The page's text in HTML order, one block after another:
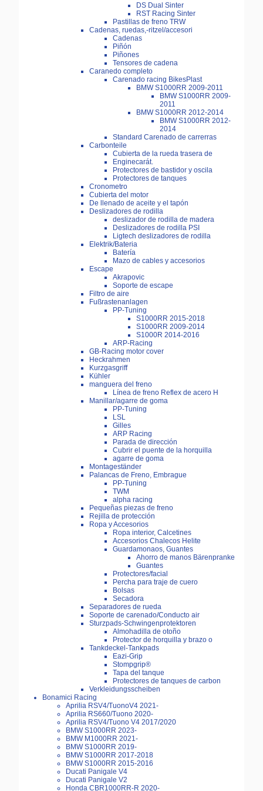
DS Dual Sinter
RST Racing Sinter
Pastillas de freno TRW
Cadenas, ruedas,-ritzel/accesori
Cadenas
Piñón
Piñones
Tensores de cadena
Caranedo completo
Carenado racing BikesPlast
BMW S1000RR 2009-2011
BMW S1000RR 2009-
2011
BMW S1000RR 2012-2014
BMW S1000RR 2012-
2014
Standard Carenado de carrerras
Carbonteile
Cubierta de la rueda trasera de
Enginecarát.
Protectores de bastidor y oscila
Protectores de tanques
Cronometro
Cubierta del motor
De llenado de aceite y el tapón
Deslizadores de rodilla
deslizador de rodilla de madera
Deslizadores de rodilla PSI
Ligtech deslizadores de rodilla
Elektrik/Bateria
Batería
Mazo de cables y accesorios
Escape
Akrapovic
Soporte de escape
Filtro de aire
Fußrastenanlagen
PP-Tuning
S1000RR 2015-2018
S1000RR 2009-2014
S1000R 2014-2016
ARP-Racing
GB-Racing motor cover
Heckrahmen
Kurzgasgriff
Kühler
manguera del freno
Línea de freno Reflex de acero H
Manillar/agarre de goma
PP-Tuning
LSL
Gilles
ARP Racing
Parada de dirección
Cubrir el puente de la horquilla
agarre de goma
Montageständer
Palancas de Freno, Embrague
PP-Tuning
TWM
alpha racing
Pequeñas piezas de freno
Rejilla de protección
Ropa y Accesorios
Ropa interior, Calcetines
Accesorios Chalecos Helite
Guardamonaos, Guantes
Ahorro de manos Bärenpranke
Guantes
Protectores/facial
Percha para traje de cuero
Bolsas
Secadora
Separadores de rueda
Soporte de carenado/Conducto air
Sturzpads-Schwingenprotektoren
Almohadilla de otoño
Protector de horquilla y brazo o
Tankdeckel-Tankpads
Eazi-Grip
Stompgrip®
Tapa del tanque
Protectores de tanques de carbon
Verkleidungsscheiben
Bonamici Racing
Aprilia RSV4/TuonoV4 2021-
Aprilia RS660/Tuono 2020-
Aprilia RSV4/Tuono V4 2017/2020
BMW S1000RR 2023-
BMW M1000RR 2021-
BMW S1000RR 2019-
BMW S1000RR 2017-2018
BMW S1000RR 2015-2016
Ducati Panigale V4
Ducati Panigale V2
Honda CBR1000RR-R 2020-